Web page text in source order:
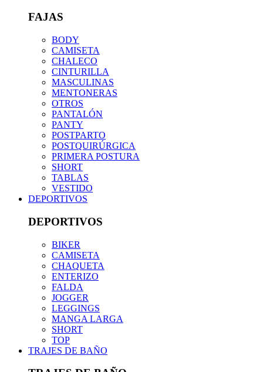
FAJAS
BODY
CAMISETA
CHALECO
CINTURILLA
MASCULINAS
MENTONERAS
OTROS
PANTALÓN
PANTY
POSTPARTO
POSTQUIRÚRGICA
PRIMERA POSTURA
SHORT
TABLAS
VESTIDO
DEPORTIVOS
DEPORTIVOS
BIKER
CAMISETA
CHAQUETA
ENTERIZO
FALDA
JOGGER
LEGGINGS
MANGA LARGA
SHORT
TOP
TRAJES DE BAÑO